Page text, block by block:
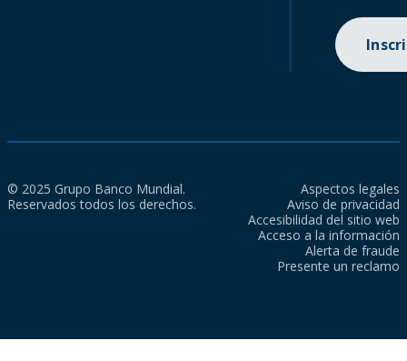
© 2025 Grupo Banco Mundial.
Reservados todos los derechos.
Aspectos legales
Aviso de privacidad
Accesibilidad del sitio web
Acceso a la información
Alerta de fraude
Presente un reclamo